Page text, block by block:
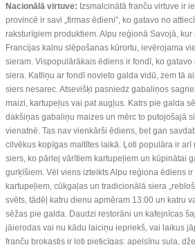
Nacionālā virtuve: Izsmalcinātā franču virtuve ir
provincē ir savi „firmas ēdieni”, ko gatavo no
raksturīgiem produktiem. Alpu reģionā Savojā,
Francijas kalnu slēpošanas kūrortu, ievērojama
sieram. Vispopulārākais ēdiens ir fondī, ko
siera. Katliņu ar fondī novieto galda vidū, zem tā
siers nesarec. Atsevišķi pasniedz gabaliņos
maizi, kartupeļus vai pat augļus. Katrs pie galda
dakšiņas gabaliņu maizes un mērc to putojošajā
vienatnē. Tas nav vienkārši ēdiens, bet gan
cilvēkus kopīgas maltītes laikā. Ļoti populāra ir arī
siers, ko pārlej vārītiem kartupeļiem un kūpinātai
gurķīšiem. Vēl viens izteikts Alpu reģiona ēdiens ir
kartupeļiem, cūkgaļas un tradicionālā siera
svēts, tādēļ katru dienu apmēram 13:00 un katru
sēžas pie galda. Daudzi restorāni un kafejnīcas
jāierodas vai nu kādu laiciņu iepriekš, vai laikus
franču brokastis ir ļoti pieticīgas: apelsīnu sula,